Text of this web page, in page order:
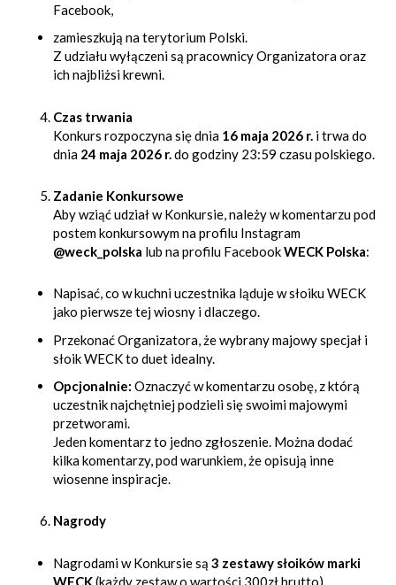
Facebook,
zamieszkują na terytorium Polski.
Z udziału wyłączeni są pracownicy Organizatora oraz
ich najbliżsi krewni.
Czas trwania
Konkurs rozpoczyna się dnia 16 maja 2026 r. i trwa do
dnia 24 maja 2026 r. do godziny 23:59 czasu polskiego.
Zadanie Konkursowe
Aby wziąć udział w Konkursie, należy w komentarzu pod
postem konkursowym na profilu Instagram
@weck_polska lub na profilu FacebookWECK Polska:
Napisać, co w kuchni uczestnika ląduje w słoiku WECK
jako pierwsze tej wiosny i dlaczego.
Przekonać Organizatora, że wybrany majowy specjał i
słoik WECK to duet idealny.
Opcjonalnie: Oznaczyć w komentarzu osobę, z którą
uczestnik najchętniej podzieli się swoimi majowymi
przetworami.
Jeden komentarz to jedno zgłoszenie. Można dodać
kilka komentarzy, pod warunkiem, że opisują inne
wiosenne inspiracje.
Nagrody
Nagrodami w Konkursie są 3 zestawy słoików marki
WECK(każdy zestaw o wartości 300zł brutto).